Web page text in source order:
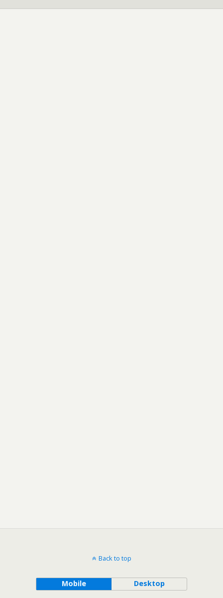
Back to top
Mobile Desktop